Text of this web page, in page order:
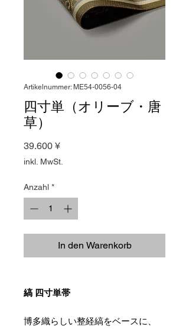
Artikelnummer: ME54-0056-04
四寸単（オリーブ・唐
草）
39.600 ¥Preis
inkl. MwSt.
Anzahl *
In den Warenkorb
縞 四寸単帯
博多織らしい整経縞をベースに、